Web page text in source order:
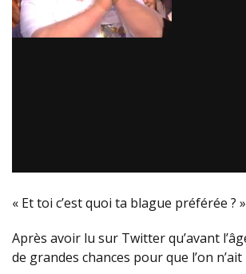
« Et toi c’est quoi ta blague préférée ? »
Après avoir lu sur Twitter qu’avant
de grandes chances pour que l’on